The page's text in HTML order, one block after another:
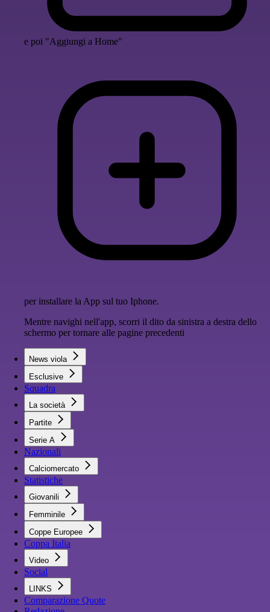
e poi "Aggiungi a Home"
per installare la App sul tuo Iphone.
Mentre navighi nell'app, scorri il dito da sinistra a destra dello
schermo per tornare alle pagine precedenti
News viola
Esclusive
Squadra
La società
Partite
Serie A
Nazionali
Calciomercato
Statistiche
Giovanili
Femminile
Coppe Europee
Coppa Italia
Video
Social
LINKS
Comparazione Quote